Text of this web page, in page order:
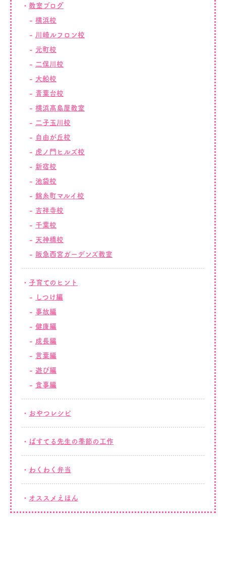
教室ブログ
横浜校
川崎ルフロン校
元町校
二俣川校
大船校
青葉台校
横浜髙島屋教室
二子玉川校
自由が丘校
虎ノ門ヒルズ校
新宿校
池袋校
錦糸町マルイ校
吉祥寺校
千葉校
天神橋校
阪急西宮ガーデンズ教室
子育てのヒント
しつけ編
事故編
健康編
成長編
言葉編
遊び編
食事編
おやつレシピ
ぱすてる先生の季節の工作
わくわく弁当
オススメえほん